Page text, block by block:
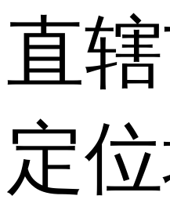
直
定